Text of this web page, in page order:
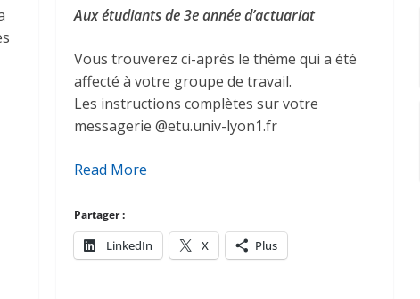
Aux étudiants de 3e année d’actuariat
Vous trouverez ci-après le thème qui a été
affecté à votre groupe de travail.
Les instructions complètes sur votre
messagerie @etu.univ-lyon1.fr
Read More
Partager :
LinkedIn X Plus